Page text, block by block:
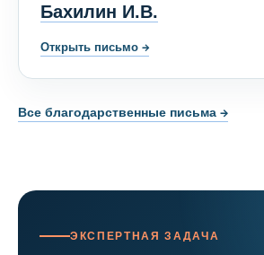
Бахилин И.В.
Открыть письмо →
Все благодарственные письма →
ЭКСПЕРТНАЯ ЗАДАЧА